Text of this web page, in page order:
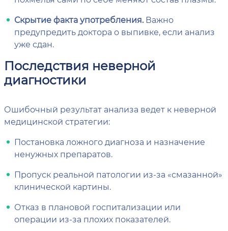
Скрытие факта употребления.Важно
предупредить доктора о выпивке, если анализ
уже сдан.
Последствия неверной
диагностики
Ошибочный результат анализа ведет к неверной
медицинской стратегии:
Постановка ложного диагноза и назначение
ненужных препаратов.
Пропуск реальной патологии из-за «смазанной»
клинической картины.
Отказ в плановой госпитализации или
операции из-за плохих показателей.